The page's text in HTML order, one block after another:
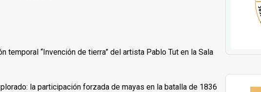
“Invención de tierra” del artista Pablo Tut en la Sala
la participación forzada de mayas en la batalla de 1836